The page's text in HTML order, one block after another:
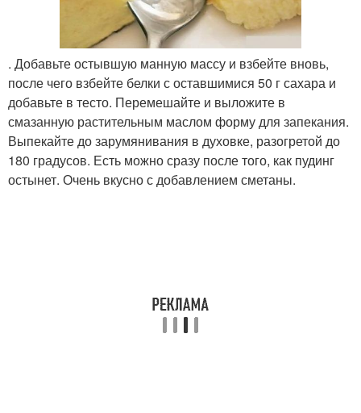
. Добавьте остывшую манную массу и взбейте вновь,
после чего взбейте белки с оставшимися 50 г сахара и
добавьте в тесто. Перемешайте и выложите в
смазанную растительным маслом форму для запекания.
Выпекайте до зарумянивания в духовке, разогретой до
180 градусов. Есть можно сразу после того, как пудинг
остынет. Очень вкусно с добавлением сметаны.